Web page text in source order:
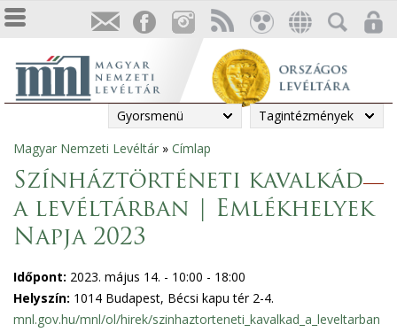
Gyorsmenü Tagintézmények
Jelenlegi
hely
Magyar Nemzeti Levéltár » Címlap
Színháztörténeti kavalkád
a levéltárban | Emlékhelyek
Napja 2023
Időpont: 2023. május 14. - 10:00 - 18:00
Helyszín: 1014 Budapest, Bécsi kapu tér 2-4.
mnl.gov.hu/mnl/ol/hirek/szinhaztorteneti_kavalkad_a_leveltarban